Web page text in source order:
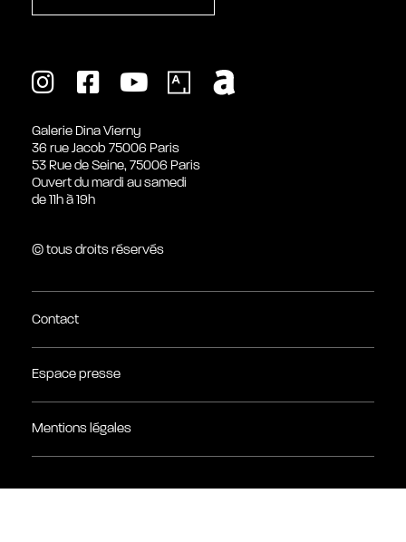
Galerie Dina Vierny
36 rue Jacob 75006 Paris
53 Rue de Seine, 75006 Paris
Ouvert du mardi au samedi
de 11h à 19h
© tous droits réservés
Contact
Espace presse
Mentions légales